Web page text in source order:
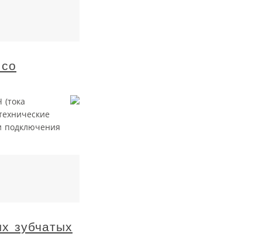
(тока
подключения
зубчатых